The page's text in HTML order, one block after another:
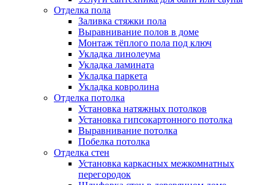
Отделка пола
Заливка стяжки пола
Выравнивание полов в доме
Монтаж тёплого пола под ключ
Укладка линолеума
Укладка ламината
Укладка паркета
Укладка ковролина
Отделка потолка
Установка натяжных потолков
Установка гипсокартонного потолка
Выравнивание потолка
Побелка потолка
Отделка стен
Установка каркасных межкомнатных
перегородок